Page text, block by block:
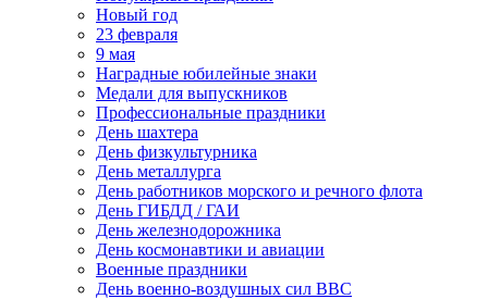
Новый год
23 февраля
9 мая
Наградные юбилейные знаки
Медали для выпускников
Профессиональные праздники
День шахтера
День физкультурника
День металлурга
День работников морского и речного флота
День ГИБДД / ГАИ
День железнодорожника
День космонавтики и авиации
Военные праздники
День военно-воздушных сил ВВС